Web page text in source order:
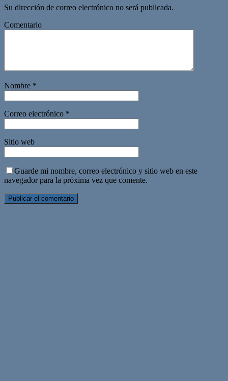
Su dirección de correo electrónico no será publicada.
Comentario
Nombre *
Correo electrónico *
Sitio web
Guarde mi nombre, correo electrónico y sitio web en este
navegador para la próxima vez que comente.